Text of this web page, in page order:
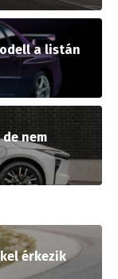
a listán
nem
érkezik